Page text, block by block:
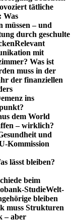
tätliche
Was
müssen – und
durch geschulte
Relevant
mit
Was ist
muss in der
der finanziellen
ins
dem World
– wirklich?
und
Kommission
lässt bleiben?
beim
StudieWelt-
bleiben
muss Strukturen
– aber